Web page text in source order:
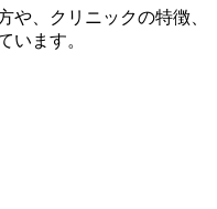
や、クリニックの特徴、
います。